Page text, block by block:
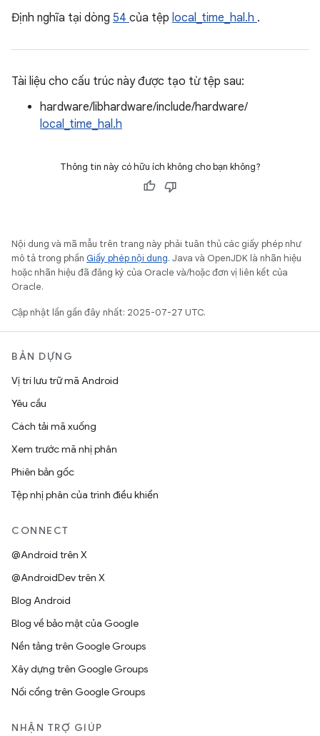
Định nghĩa tại dòng 54 của tệp local_time_hal.h .
Tài liệu cho cấu trúc này được tạo từ tệp sau:
hardware/libhardware/include/hardware/
local_time_hal.h
Thông tin này có hữu ích không cho bạn không?
Nội dung và mã mẫu trên trang này phải tuân thủ các giấy phép như
mô tả trong phần Giấy phép nội dung. Java và OpenJDK là nhãn hiệu
hoặc nhãn hiệu đã đăng ký của Oracle và/hoặc đơn vị liên kết của
Oracle.
Cập nhật lần gần đây nhất: 2025-07-27 UTC.
BẢN DỰNG
Vị trí lưu trữ mã Android
Yêu cầu
Cách tải mã xuống
Xem trước mã nhị phân
Phiên bản gốc
Tệp nhị phân của trình điều khiển
CONNECT
@Android trên X
@AndroidDev trên X
Blog Android
Blog về bảo mật của Google
Nền tảng trên Google Groups
Xây dựng trên Google Groups
Nối cổng trên Google Groups
NHẬN TRỢ GIÚP